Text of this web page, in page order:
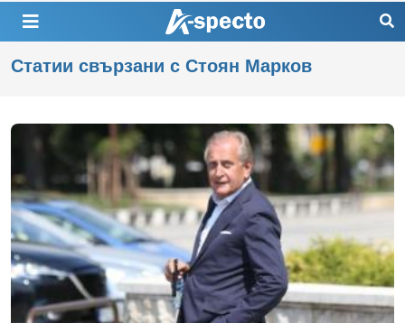
Статии свързани с Стоян Марков